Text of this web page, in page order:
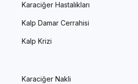
Karaciğer Hastalıkları
Kalp Damar Cerrahisi
Kalp Krizi
Karaciğer Nakli